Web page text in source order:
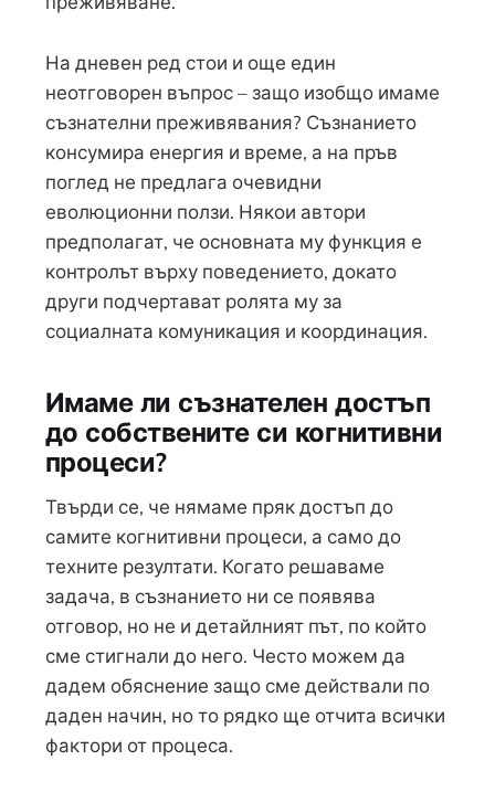
На дневен ред стои и още един
неотговорен въпрос – защо изобщо имаме
съзнателни преживявания? Съзнанието
консумира енергия и време, а на пръв
поглед не предлага очевидни
еволюционни ползи. Някои автори
предполагат, че основната му функция е
контролът върху поведението, докато
други подчертават ролята му за
социалната комуникация и координация.
Имаме ли съзнателен достъп
до собствените си когнитивни
процеси?
Твърди се, че нямаме пряк достъп до
самите когнитивни процеси, а само до
техните резултати. Когато решаваме
задача, в съзнанието ни се появява
отговор, но не и детайлният път, по който
сме стигнали до него. Често можем да
дадем обяснение защо сме действали по
даден начин, но то рядко ще отчита всички
фактори от процеса.